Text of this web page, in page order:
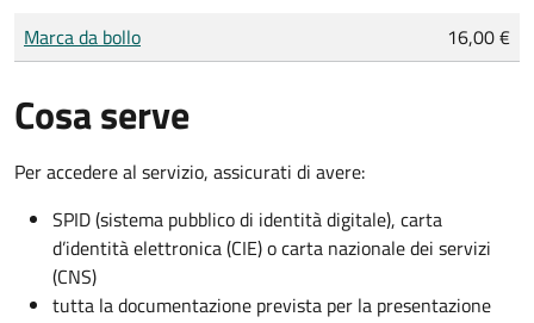
Tipo di pagamento
Importo
Marca da bollo 16,00 €
Cosa serve
Per accedere al servizio, assicurati di avere:
SPID (sistema pubblico di identità digitale), carta
d’identità elettronica (CIE) o carta nazionale dei servizi
(CNS)
tutta la documentazione prevista per la presentazione